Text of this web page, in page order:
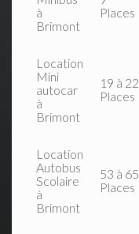
à
Brimont
Places
Location
Mini
autocar
à
Brimont
19 à 22
Places
Location
Autobus
Scolaire
à
Brimont
53 à 65
Places